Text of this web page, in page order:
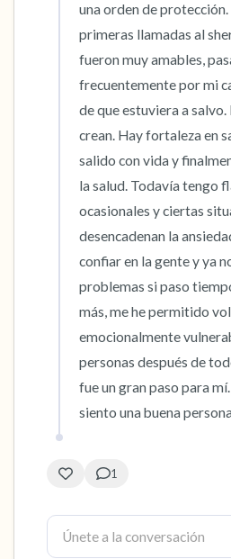
una orden de
primeras llamadas al
fueron muy amables,
frecuentemente por mi
de que estuviera a
crean. Hay fortaleza en
salido con vida y
la salud. Todavía tengo
ocasionales y ciertas
desencadenan la
confiar en la gente y ya
problemas si paso
más, me he permitido
emocionalmente
personas después de
fue un gran paso para
siento una buena
1